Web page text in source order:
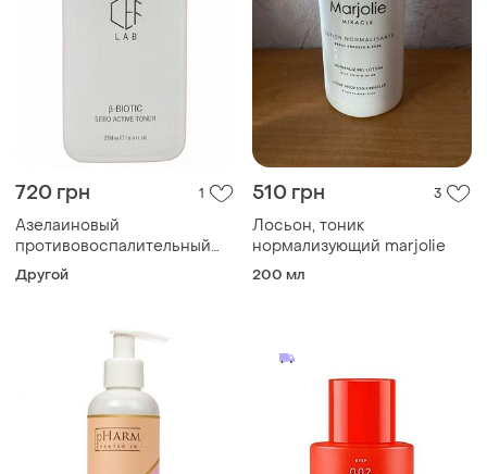
720 грн 1
Азелаиновый
противовоспалительный
тоник - sebo active toner,
250 мл
Другой
510 грн 3
Лосьон, тоник
нормализующий marjolie
200 мл